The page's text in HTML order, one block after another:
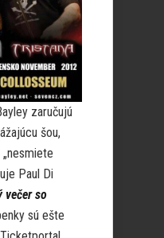
zaručujú
šou,
Paul Di
večer so
sú ešte